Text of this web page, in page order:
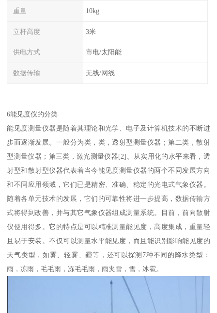
重量 10kg
立杆高度 3米
供电方式 市电/太阳能
数据传输 无线/网线
6能见度仪的分类
能见度测量仪器是随着其理论和光学、电子及计算机技术的不断进
步而逐渐发展。一般分为类，类，透射型测量仪器；第二类，散射
型测量仪器；第三类，激光测量仪器[2]。从实用化的水平来看，透
射型和散射型仪器代表着当今能见度测量仪器的两个不同发展方向
和不同应用领域，它们已是精密、准确、稳定的光电式气象仪器。
随着各单元技术的发展，它们的可靠性将进一步提高，数据传输方
式将得到改善，并与其它气象仪器组成测量系统。目前，前向散射
仪使用得多。它的特点是可以精准测量能见度，高度集成，重量轻
且易于安装。不仅可以测量水平能见度，而且能识别影响能见度的
天气类型，如雾、轻雾、霾等，还可以探测7种不同的降水类型：
雨，冻雨，毛毛雨，冻毛毛雨，雨夹雪，雪，冰雹。